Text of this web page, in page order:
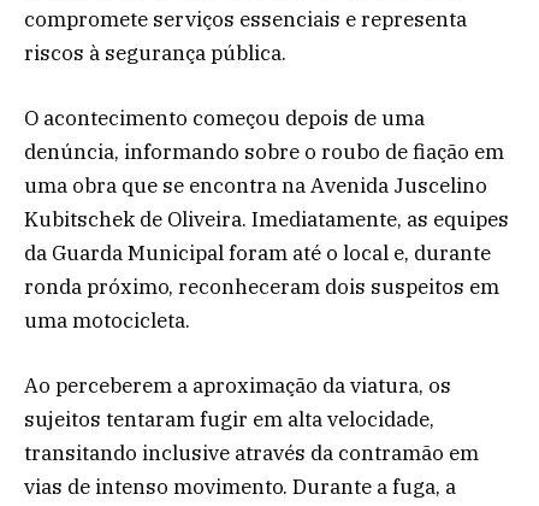
compromete serviços essenciais e representa
riscos à segurança pública.
O acontecimento começou depois de uma
denúncia, informando sobre o roubo de fiação em
uma obra que se encontra na Avenida Juscelino
Kubitschek de Oliveira. Imediatamente, as equipes
da Guarda Municipal foram até o local e, durante
ronda próximo, reconheceram dois suspeitos em
uma motocicleta.
Ao perceberem a aproximação da viatura, os
sujeitos tentaram fugir em alta velocidade,
transitando inclusive através da contramão em
vias de intenso movimento. Durante a fuga, a